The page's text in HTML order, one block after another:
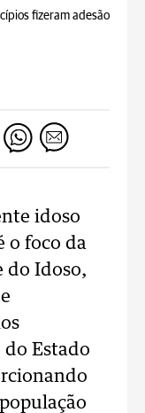
fizeram adesão
idoso
o foco da
do Idoso,
Estado